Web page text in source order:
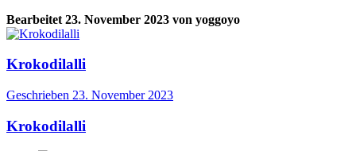
Bearbeitet 23. November 2023 von yoggoyo
Krokodilalli
Geschrieben 23. November 2023
Krokodilalli